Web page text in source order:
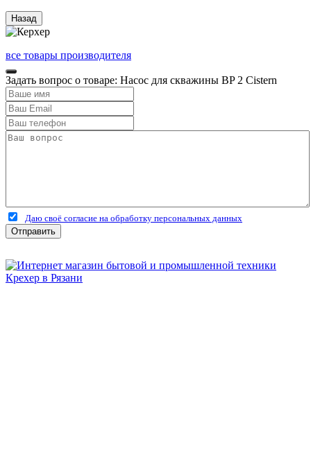
все товары производителя
Задать вопрос о товаре: Насос для скважины BP 2 Cistern
Даю своё согласие на обработку персональных данных
Отправить